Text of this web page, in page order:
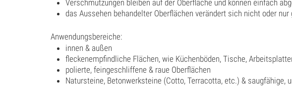
Verschmutzungen bleiben auf der Oberfläche und können einfach
das Aussehen behandelter Oberflächen verändert sich nicht oder nur
Anwendungsbereiche:
innen & außen
fleckenempfindliche Flächen, wie Küchenböden, Tische,
polierte, feingeschliffene & raue Oberflächen
Natursteine, Betonwerksteine (Cotto, Terracotta, etc.) & saugfähige,